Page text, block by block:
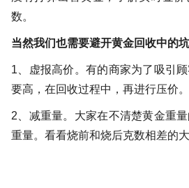
数。
当然我们也需要避开黄金回收中的坑
1、虚报高价。有的商家为了吸引
要高，在回收过程中，再进行压价。
2、减重量。大家在不清楚黄金重
重量。看看烧前和烧后克数相差的大